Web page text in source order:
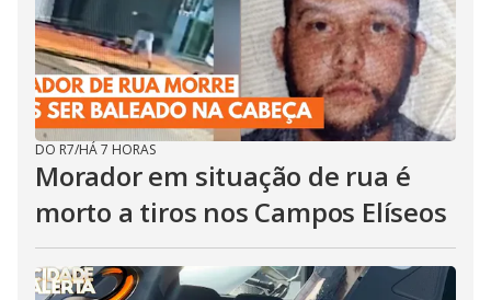
DO R7/HÁ 7 HORAS
Morador em situação de rua é
morto a tiros nos Campos Elíseos